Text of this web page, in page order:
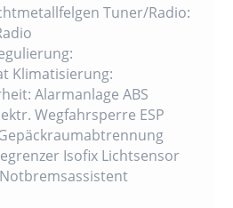
Tuner/Radio:
Klimatisierung:
Alarmanlage ABS
Wegfahrsperre ESP
Isofix Lichtsensor